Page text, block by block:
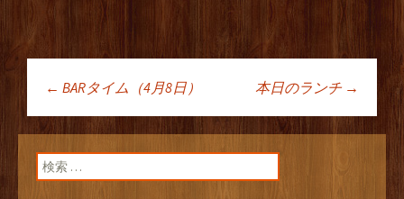
投稿ナビゲーショ
ン
← BARタイム（4月8日） 本日のランチ →
検索: